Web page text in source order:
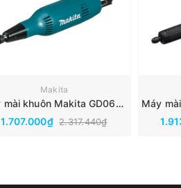
Makita
Máy mài khuôn Makita GD0603
1.707.000₫ 2.317.440₫